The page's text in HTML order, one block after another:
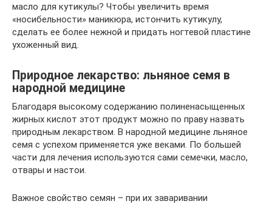
масло для кутикулы? Чтобы увеличить время
«носибельности» маникюра, истончить кутикулу,
сделать ее более нежной и придать ногтевой пластине
ухоженный вид.
Природное лекарство: льняное семя в
народной медицине
Благодаря высокому содержанию полиненасыщенных
жирных кислот этот продукт можно по праву назвать
природным лекарством. В народной медицине льняное
семя с успехом применяется уже веками. По большей
части для лечения используются сами семечки, масло,
отвары и настои.
Важное свойство семян – при их заваривании